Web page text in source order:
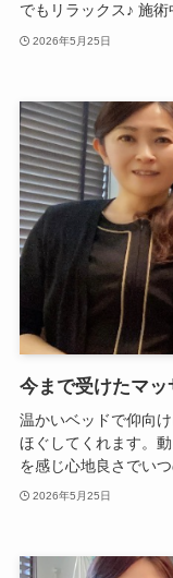
でもリラックス♪ 施
2026年5月25日
今まで受けたマッ
温かいベッドで仰向
ほぐしてくれます。
を感じ心地良さでいつ
2026年5月25日